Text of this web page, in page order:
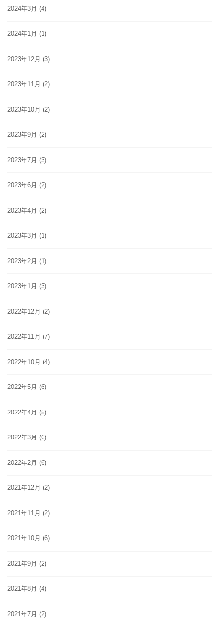
2024年3月 (4)
2024年1月 (1)
2023年12月 (3)
2023年11月 (2)
2023年10月 (2)
2023年9月 (2)
2023年7月 (3)
2023年6月 (2)
2023年4月 (2)
2023年3月 (1)
2023年2月 (1)
2023年1月 (3)
2022年12月 (2)
2022年11月 (7)
2022年10月 (4)
2022年5月 (6)
2022年4月 (5)
2022年3月 (6)
2022年2月 (6)
2021年12月 (2)
2021年11月 (2)
2021年10月 (6)
2021年9月 (2)
2021年8月 (4)
2021年7月 (2)